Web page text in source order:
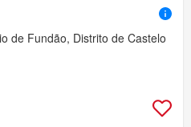
de Fundão, Distrito de Castelo